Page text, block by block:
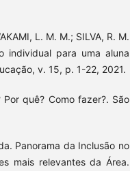
L. M. M.; SILVA, R. M.
individual para uma aluna
v. 15, p. 1-22, 2021.
quê? Como fazer?. São
Panorama da Inclusão no
mais relevantes da Área.